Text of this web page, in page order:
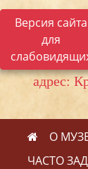
Версия сайта
для
МКУК
адрес:
О
ЧАСТО